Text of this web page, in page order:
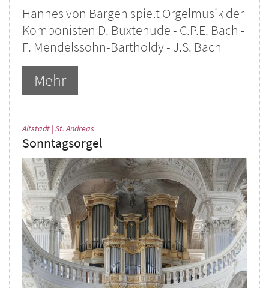
Hannes von Bargen spielt Orgelmusik der
Komponisten D. Buxtehude - C.P.E. Bach -
F. Mendelssohn-Bartholdy - J.S. Bach
Mehr
Altstadt | St. Andreas
Sonntagsorgel